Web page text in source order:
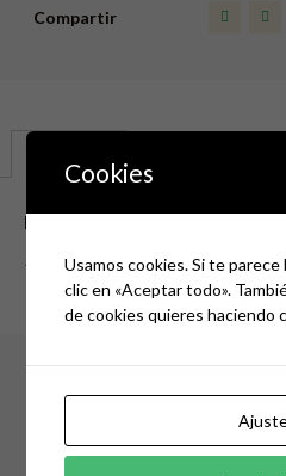
Compartir
Descripción
———
Productos
Cookies
Usamos cookies. Si te
clic en «Aceptar todo».
de cookies quieres haciendo